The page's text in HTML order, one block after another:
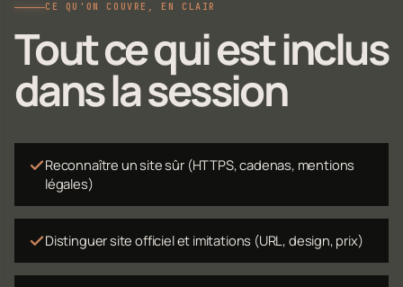
CE QU'ON COUVRE, EN CLAIR
Tout ce qui est inclus
dans la session
Reconnaître un site sûr (HTTPS, cadenas, mentions
légales)
Distinguer site officiel et imitations (URL, design, prix)